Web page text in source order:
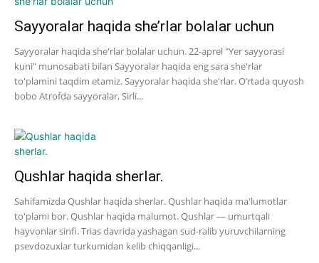
Sayyoralar haqida she’rlar bolalar uchun
Sayyoralar haqida she'rlar bolalar uchun. 22-aprel "Yer sayyorasi
kuni" munosabati bilan Sayyoralar haqida eng sara she'rlar
to'plamini taqdim etamiz. Sayyoralar haqida she'rlar. O’rtada quyosh
bobo Atrofda sayyoralar, Sirli...
Qushlar haqida sherlar.
Sahifamizda Qushlar haqida sherlar. Qushlar haqida ma'lumotlar
to'plami bor. Qushlar haqida malumot. Qushlar — umurtqali
hayvonlar sinfi. Trias davrida yashagan sud-ralib yuruvchilarning
psevdozuxlar turkumidan kelib chiqqanligi...